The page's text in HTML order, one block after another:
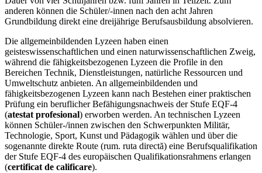
anderen können die Schüler/-innen nach den acht Jahren
Grundbildung direkt eine dreijährige Berufsausbildung absolvieren.
Die allgemeinbildenden Lyzeen haben einen
geisteswissenschaftlichen und einen naturwissenschaftlichen Zweig,
während die fähigkeitsbezogenen Lyzeen die Profile in den
Bereichen Technik, Dienstleistungen, natürliche Ressourcen und
Umweltschutz anbieten. An allgemeinbildenden und
fähigkeitsbezogenen Lyzeen kann nach Bestehen einer praktischen
Prüfung ein beruflicher Befähigungsnachweis der Stufe EQF-4
(atestat profesional) erworben werden. An technischen Lyzeen
können Schüler-/innen zwischen den Schwerpunkten Militär,
Technologie, Sport, Kunst und Pädagogik wählen und über die
sogenannte direkte Route (rum. ruta directă) eine Berufsqualifikation
der Stufe EQF-4 des europäischen Qualifikationsrahmens erlangen
(certificat de calificare).